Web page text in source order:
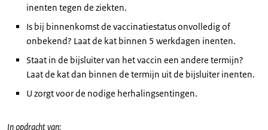
inenten tegen de ziekten.
Is bij binnenkomst de vaccinatiestatus onvolledig of
onbekend? Laat de kat binnen 5 werkdagen inenten.
Staat in de bijsluiter van het vaccin een andere termijn?
Laat de kat dan binnen de termijn uit de bijsluiter inenten.
U zorgt voor de nodige herhalingsentingen.
In opdracht van: